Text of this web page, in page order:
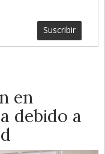
Suscribir
en
debido a